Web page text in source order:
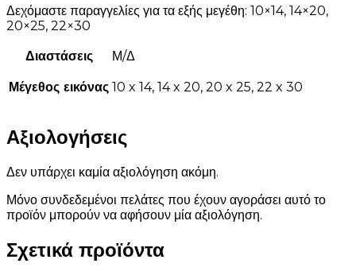
Δεχόμαστε παραγγελίες για τα εξής μεγέθη: 10×14, 14×20,
20×25, 22×30
Διαστάσεις
Μ/Δ
Μέγεθος εικόνας 10 x 14, 14 x 20, 20 x 25, 22 x 30
Αξιολογήσεις
Δεν υπάρχει καμία αξιολόγηση ακόμη.
Μόνο συνδεδεμένοι πελάτες που έχουν αγοράσει αυτό το
προϊόν μπορούν να αφήσουν μία αξιολόγηση.
Σχετικά προϊόντα